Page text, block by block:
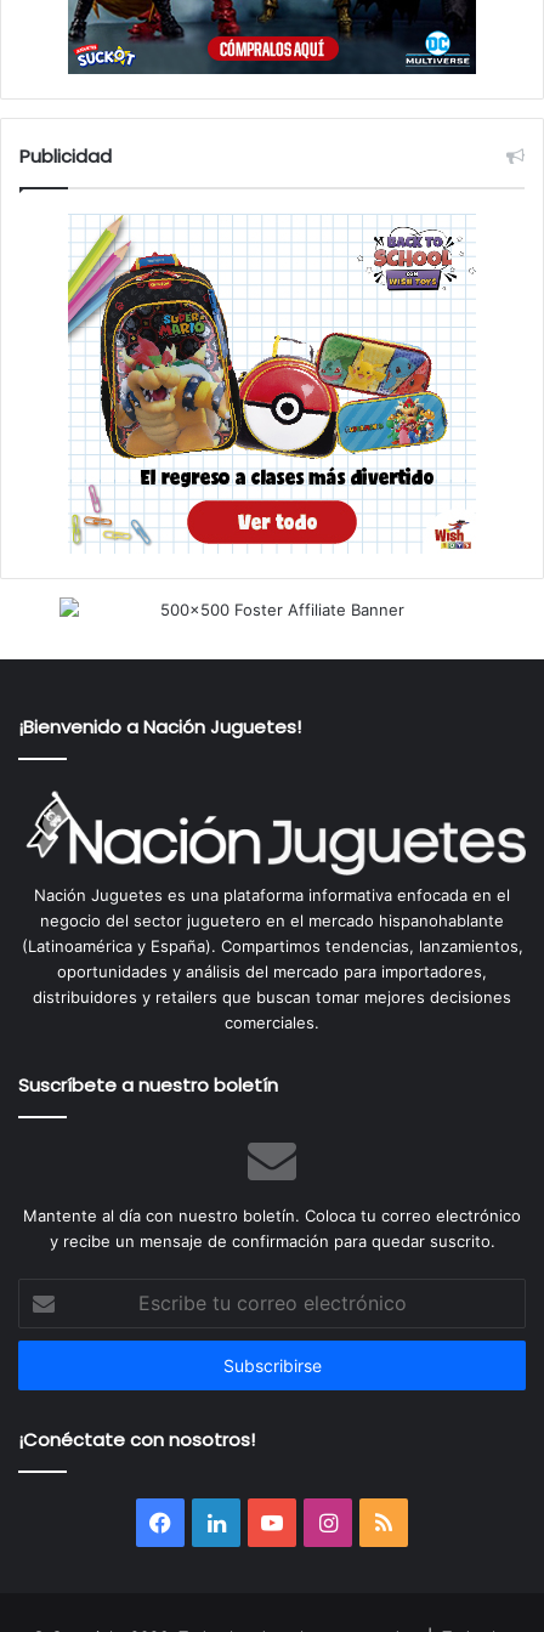
Publicidad
¡Bienvenido a Nación Juguetes!
Nación Juguetes es una plataforma informativa enfocada en el
negocio del sector juguetero en el mercado hispanohablante
(Latinoamérica y España). Compartimos tendencias, lanzamientos,
oportunidades y análisis del mercado para importadores,
distribuidores y retailers que buscan tomar mejores decisiones
comerciales.
Suscríbete a nuestro boletín
Mantente al día con nuestro boletín. Coloca tu correo electrónico
y recibe un mensaje de confirmación para quedar suscrito.
tu
correo
¡Conéctate con nosotros!
Facebook
LinkedInYouTubeInstagram